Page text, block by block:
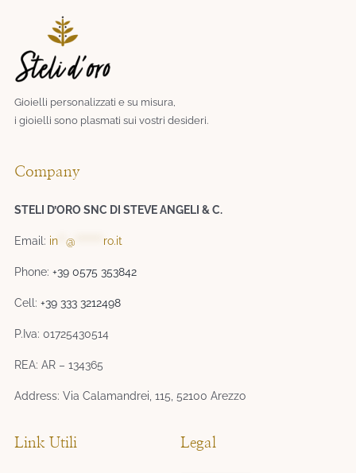
Gioielli personalizzati e su misura,
i gioielli sono plasmati sui vostri desideri.​
Company
STELI D’ORO SNC DI STEVE ANGELI & C.
Email: in **@ ro.it
Phone:+39 0575 353842
Cell:+39 333 3212498
P.Iva: 01725430514
REA: AR – 134365
Address: Via Calamandrei, 115, 52100 Arezzo
Link Utili Legal